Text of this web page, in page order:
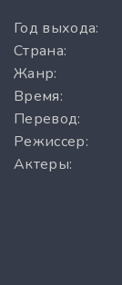
Год выхода:
Страна:
Жанр:
Время:
Перевод:
Режиссер:
Актеры: